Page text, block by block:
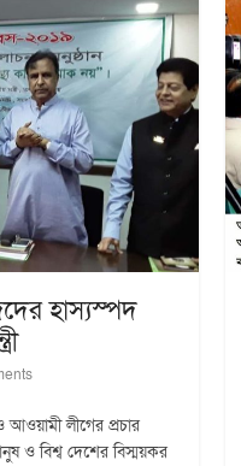
হাস্যস্পদ
আওয়ামী লীগের প্রচার
ও বিশ্ব দেশের বিস্ময়কর